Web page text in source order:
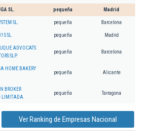
SL. pequeña Madrid
SL. pequeña Barcelona
SL. pequeña Madrid
ADVOCATS
SLP.
pequeña Barcelona
HOME BAKERY
pequeña Alicante
BROKER
LIMITADA.
pequeña Tarragona
Ver Ranking de Empresas Nacional